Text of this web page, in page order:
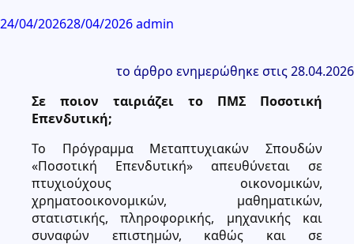
24/04/202628/04/2026admin
το άρθρο ενημερώθηκε στις 28.04.2026
Σε ποιον ταιριάζει το ΠΜΣ Ποσοτική
Επενδυτική;
Το Πρόγραμμα Μεταπτυχιακών Σπουδών
«Ποσοτική Επενδυτική» απευθύνεται σε
πτυχιούχους οικονομικών,
χρηματοοικονομικών, μαθηματικών,
στατιστικής, πληροφορικής, μηχανικής και
συναφών επιστημών, καθώς και σε